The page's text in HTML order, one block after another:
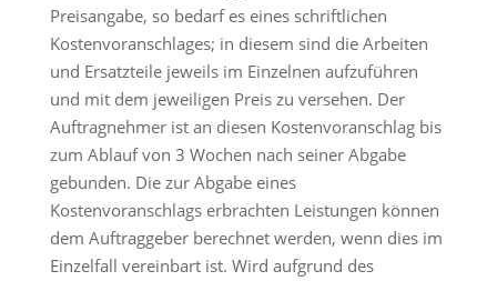
Preisangabe, so bedarf es eines schriftlichen
Kostenvoranschlages; in diesem sind die Arbeiten
und Ersatzteile jeweils im Einzelnen aufzuführen
und mit dem jeweiligen Preis zu versehen. Der
Auftragnehmer ist an diesen Kostenvoranschlag bis
zum Ablauf von 3 Wochen nach seiner Abgabe
gebunden. Die zur Abgabe eines
Kostenvoranschlags erbrachten Leistungen können
dem Auftraggeber berechnet werden, wenn dies im
Einzelfall vereinbart ist. Wird aufgrund des